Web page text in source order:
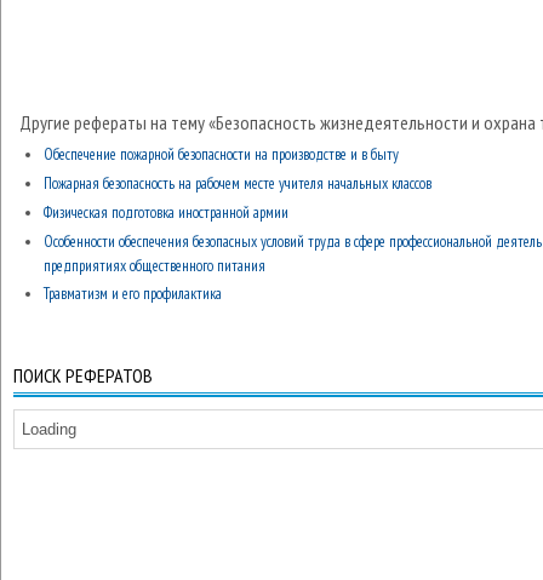
Другие рефераты на тему «Безопасность жизнедеятельности и охрана
Обеспечение пожарной безопасности на производстве и в быту
Пожарная безопасность на рабочем месте учителя начальных классов
Физическая подготовка иностранной армии
Особенности обеспечения безопасных условий труда в сфере профессиональной
предприятиях общественного питания
Травматизм и его профилактика
ПОИСК РЕФЕРАТОВ
Loading